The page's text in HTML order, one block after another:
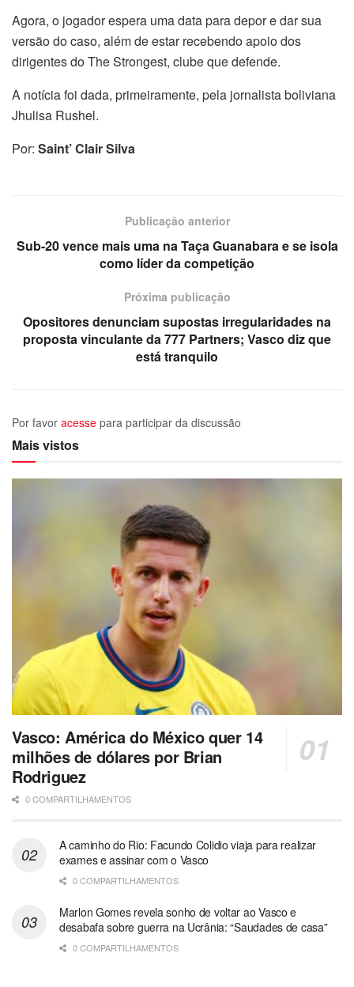
Agora, o jogador espera uma data para depor e dar sua
versão do caso, além de estar recebendo apoio dos
dirigentes do The Strongest, clube que defende.
A notícia foi dada, primeiramente, pela jornalista boliviana
Jhulisa Rushel.
Por: Saint’ Clair Silva
Publicação anterior
Sub-20 vence mais uma na Taça Guanabara e se isola
como líder da competição
Próxima publicação
Opositores denunciam supostas irregularidades na
proposta vinculante da 777 Partners; Vasco diz que
está tranquilo
Por favor acesse para participar da discussão
Mais vistos
Vasco: América do México quer 14
milhões de dólares por Brian
Rodriguez
0 COMPARTILHAMENTOS
A caminho do Rio: Facundo Colidio viaja para realizar
exames e assinar com o Vasco
0 COMPARTILHAMENTOS
Marlon Gomes revela sonho de voltar ao Vasco e
desabafa sobre guerra na Ucrânia: “Saudades de casa”
0 COMPARTILHAMENTOS